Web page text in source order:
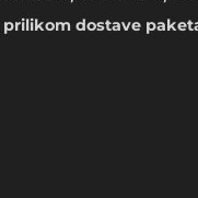
prilikom dostave